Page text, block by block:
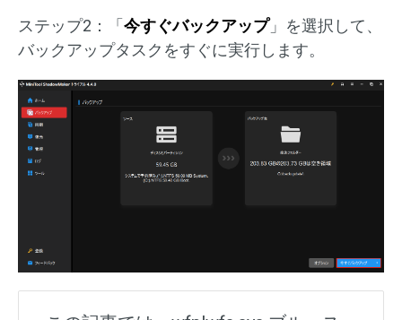
ステップ2：「 今すぐバックアップ」を選択して、
バックアップタスクをすぐに実行します。